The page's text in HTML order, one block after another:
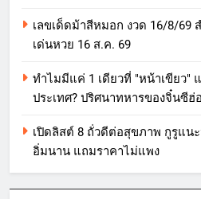
เลขเด็ดม้าสีหมอก งวด 16/8/69
เด่นหวย 16 ส.ค. 69
ทำไมมีแค่ 1 เดียวที่ "หน้าเขียว"
ประเทศ? ปริศนาทหารของจิ๋นซีฮ่
เปิดลิสต์ 8 ถั่วดีต่อสุขภาพ กูรูแน
อิ่มนาน แถมราคาไม่แพง